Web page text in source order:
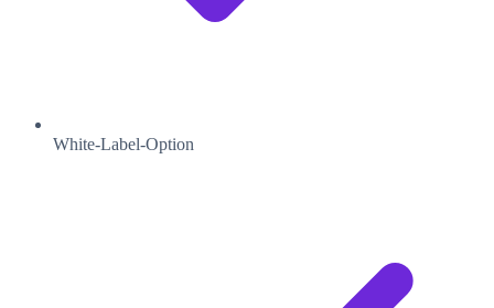
White-Label-Option